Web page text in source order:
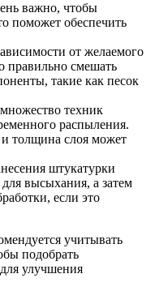
важно, чтобы
поможет обеспечить
от желаемого
правильно смешать
такие как песок
техник
распыления.
толщина слоя может
штукатурки
высыхания, а затем
если это
учитывать
подобрать
улучшения